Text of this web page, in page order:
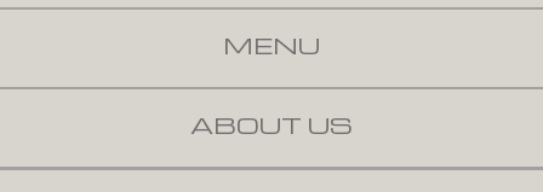
MENU
SKIP TO CONTENT
ABOUT US